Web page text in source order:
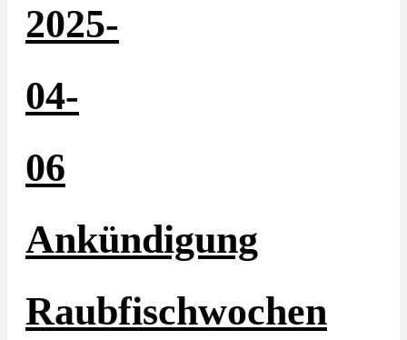
2025-
04-
06
Ankündigung
Raubfischwochen